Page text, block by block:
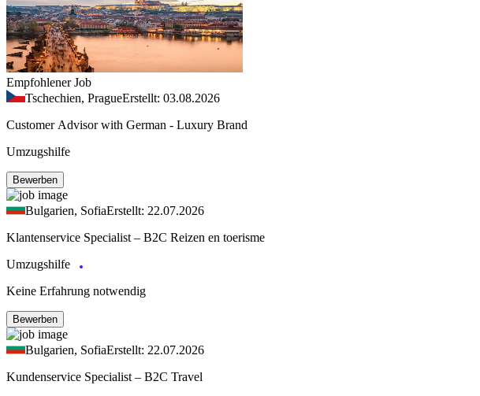
Empfohlener Job
Tschechien, PragueErstellt: 03.08.2026
Customer Advisor with German - Luxury Brand
Umzugshilfe
Bewerben
Bulgarien, SofiaErstellt: 22.07.2026
Klantenservice Specialist – B2C Reizen en toerisme
Umzugshilfe
Keine Erfahrung notwendig
Bewerben
Bulgarien, SofiaErstellt: 22.07.2026
Kundenservice Specialist – B2C Travel